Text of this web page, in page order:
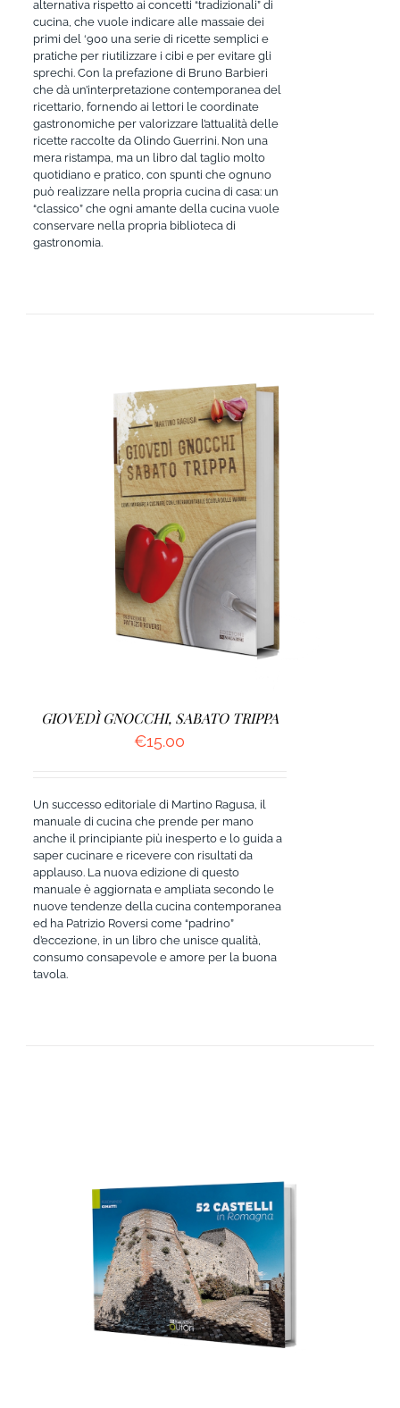
alternativa rispetto ai concetti “tradizionali” di
cucina, che vuole indicare alle massaie dei
primi del ‘900 una serie di ricette semplici e
pratiche per riutilizzare i cibi e per evitare gli
sprechi. Con la prefazione di Bruno Barbieri
che dà un’interpretazione contemporanea del
ricettario, fornendo ai lettori le coordinate
gastronomiche per valorizzare l’attualità delle
ricette raccolte da Olindo Guerrini. Non una
mera ristampa, ma un libro dal taglio molto
quotidiano e pratico, con spunti che ognuno
può realizzare nella propria cucina di casa: un
“classico” che ogni amante della cucina vuole
conservare nella propria biblioteca di
gastronomia.
AGGIUNGI AL CARRELLO /
GIOVEDÌ GNOCCHI, SABATO TRIPPA
€15.00
Un successo editoriale di Martino Ragusa, il
manuale di cucina che prende per mano
anche il principiante più inesperto e lo guida a
saper cucinare e ricevere con risultati da
applauso. La nuova edizione di questo
manuale è aggiornata e ampliata secondo le
nuove tendenze della cucina contemporanea
ed ha Patrizio Roversi come “padrino”
d’eccezione, in un libro che unisce qualità,
consumo consapevole e amore per la buona
tavola.
AGGIUNGI AL CARRELLO / DETTAGLI